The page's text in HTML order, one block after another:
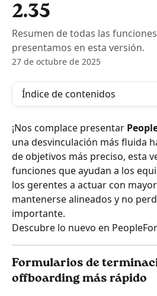
2.35
Resumen de todas las
presentamos en esta versión.
27 de octubre de 2025
Índice de contenidos
¡Nos complace presentar
una desvinculación más fluida
de objetivos más preciso, esta
funciones que ayudan a los
los gerentes a actuar con
mantenerse alineados y no
importante.
Descubre lo nuevo en
Formularios de
offboarding más rápido